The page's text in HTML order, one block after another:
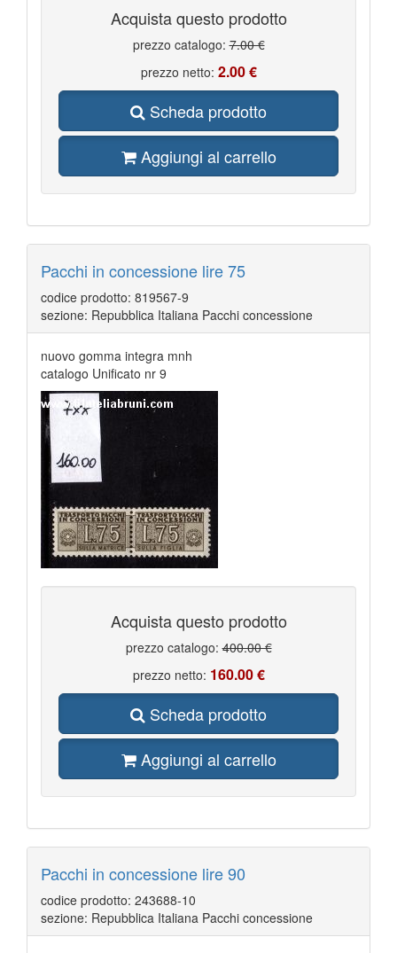
Acquista questo prodotto
prezzo catalogo:7.00 €
prezzo netto: 2.00 €
Scheda prodotto
Aggiungi al carrello
Pacchi in concessione lire 75
codice prodotto: 819567-9
sezione: Repubblica Italiana Pacchi concessione
nuovo gomma integra mnh
catalogo Unificato nr 9
Acquista questo prodotto
prezzo catalogo:400.00 €
prezzo netto: 160.00 €
Scheda prodotto
Aggiungi al carrello
Pacchi in concessione lire 90
codice prodotto: 243688-10
sezione: Repubblica Italiana Pacchi concessione